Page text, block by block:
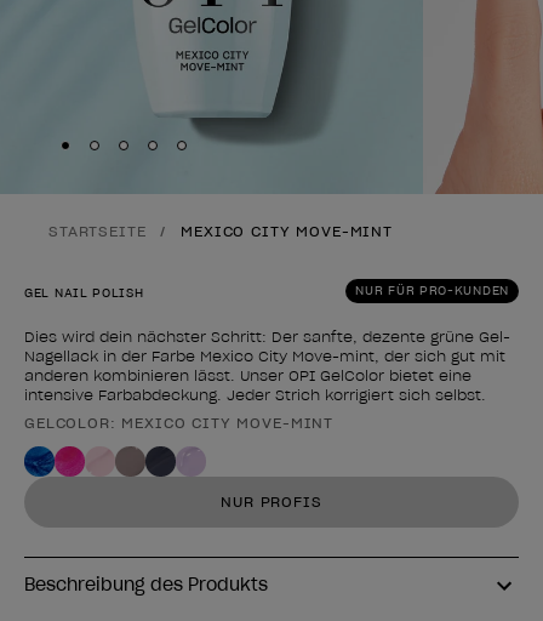
Skip to slide
Skip to slide
Skip to slide
Skip to slide
Skip to slide
STARTSEITE MEXICO CITY MOVE-MINT
NUR FÜR PRO-KUNDEN
GEL NAIL POLISH
Dies wird dein nächster Schritt: Der sanfte, dezente grüne Gel-
Nagellack in der Farbe Mexico City Move-mint, der sich gut mit
anderen kombinieren lässt. Unser OPI GelColor bietet eine
intensive Farbabdeckung. Jeder Strich korrigiert sich selbst.
Form des Produkts
GELCOLOR: MEXICO CITY MOVE-MINT
NUR PROFIS
Beschreibung des Produkts